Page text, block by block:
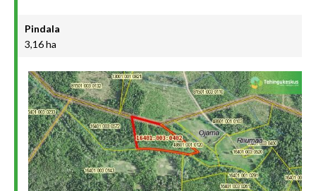
Pindala
3,16 ha